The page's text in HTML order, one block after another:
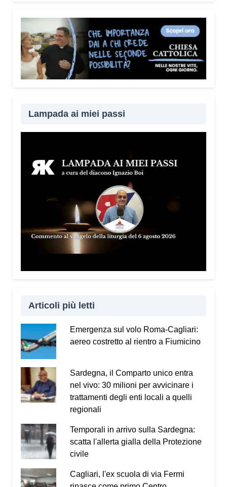
Lampada ai miei passi
Articoli più letti
Emergenza sul volo Roma-Cagliari:
aereo costretto al rientro a Fiumicino
Sardegna, il Comparto unico entra
nel vivo: 30 milioni per avvicinare i
trattamenti degli enti locali a quelli
regionali
Temporali in arrivo sulla Sardegna:
scatta l'allerta gialla della Protezione
civile
Cagliari, l'ex scuola di via Fermi